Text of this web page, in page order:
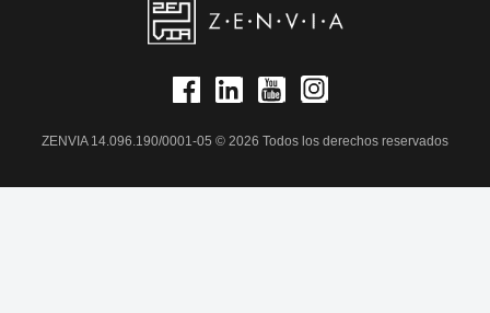
ZENVIA 14.096.190/0001-05 © 2026 Todos los derechos reservados